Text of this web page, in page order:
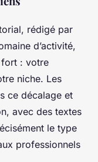
rédigé par
d’activité,
fort : votre
niche. Les
ce décalage et
avec des textes
le type
professionnels